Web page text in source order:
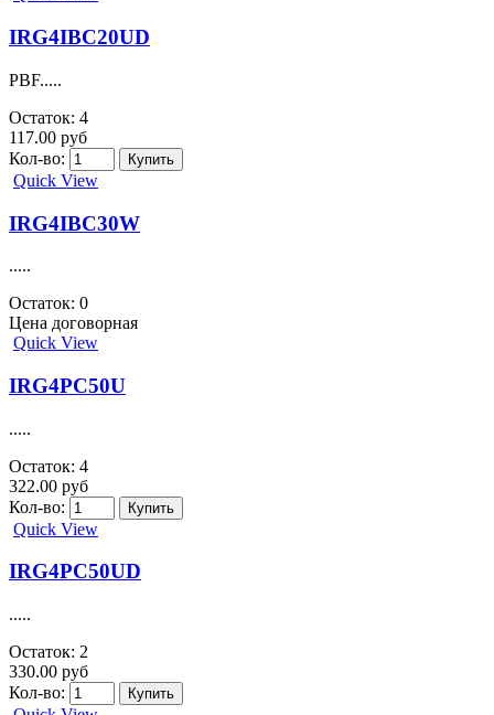
.....
134.00 руб
Кол-во:
Quick View
IRG4BC30W
.....
250.00 руб
Кол-во:
Quick View
IRG4BC40K
.....
Остаток: 11
166.00 руб
Кол-во:
Quick View
IRG4IBC20UD
Остаток: 4
117.00 руб
Кол-во:
Quick View